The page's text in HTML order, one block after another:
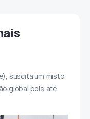
suscita um misto
global pois até